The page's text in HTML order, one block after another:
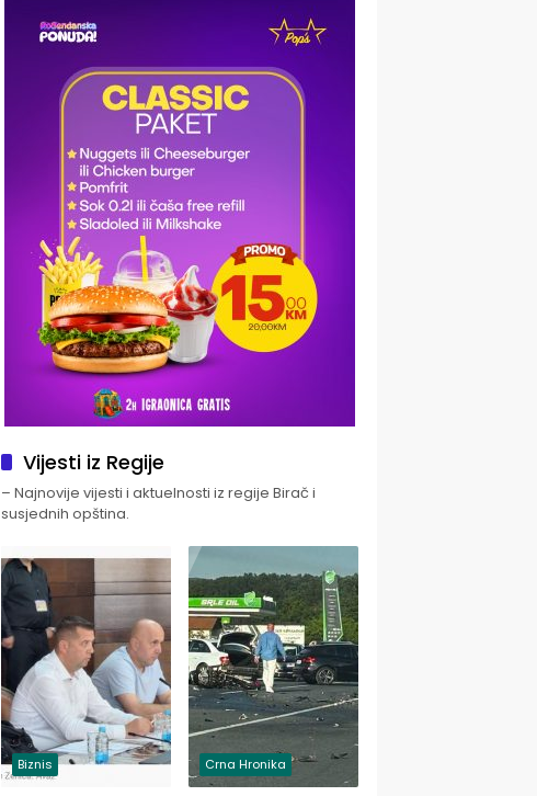
Vijesti iz Regije
– Najnovije vijesti i aktuelnosti iz regije Birač i
susjednih opština.
Biznis Crna Hronika